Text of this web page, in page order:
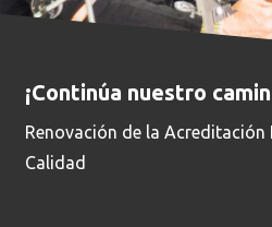
¡Continúa nuestro
Renovación de la
Calidad
Buscar